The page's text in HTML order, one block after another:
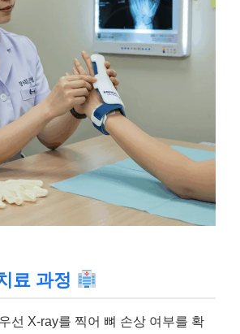
료 과정
선 X-ray를 찍어 뼈 손상 여부를 확